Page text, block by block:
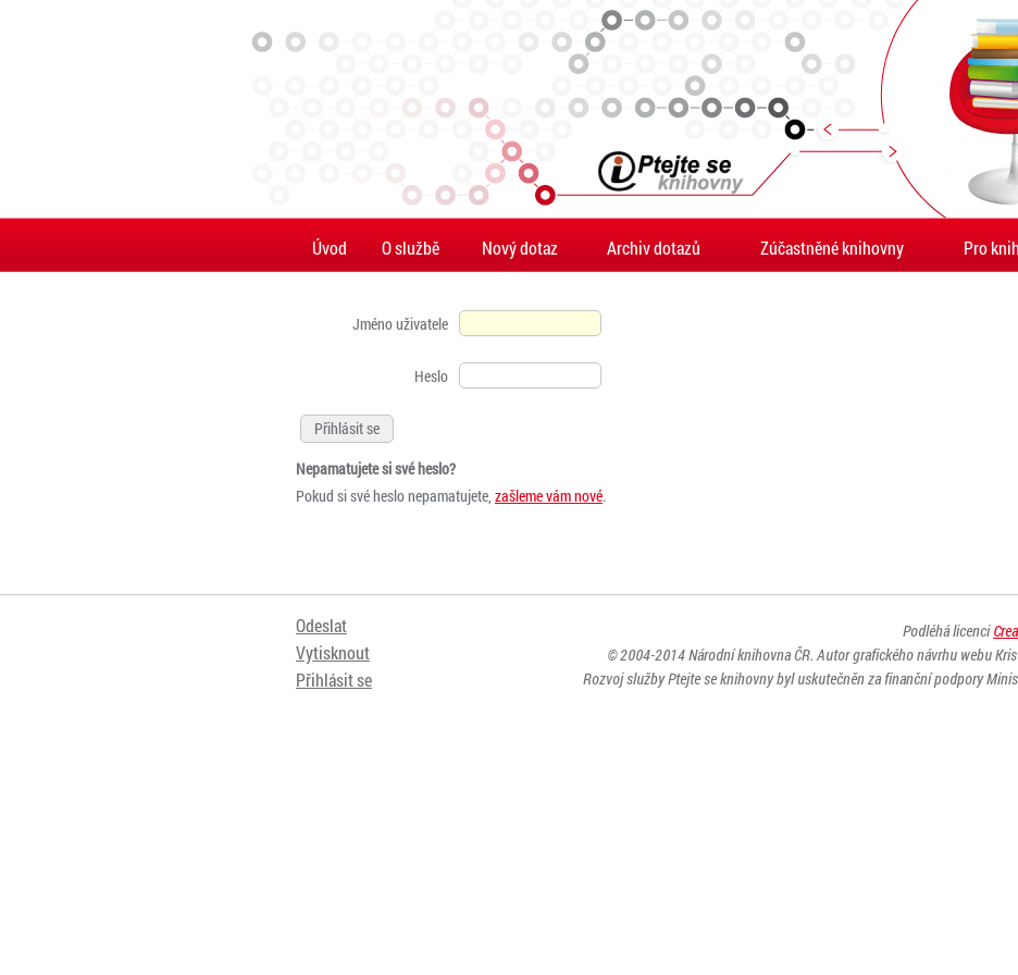
Úvod O službě Nový dotaz Archiv dotazů Zúčastněné knihovny Pro
Jméno uživatele
Heslo
Nepamatujete si své heslo?
Pokud si své heslo nepamatujete, zašleme vám nové.
Odeslat
Vytisknout
Přihlásit se
Podléhá licenci
© 2004-2014Národní knihovna ČR. Autor grafického návrhu webu
Rozvoj služby Ptejte se knihovny byl uskutečněn za finanční podpory